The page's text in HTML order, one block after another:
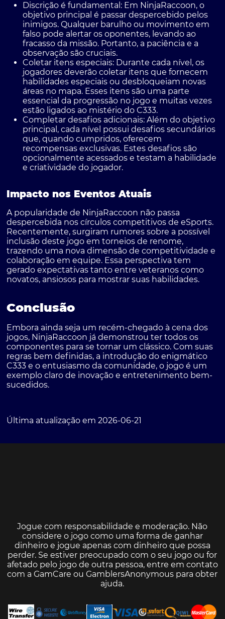
Discrição é fundamental: Em NinjaRaccoon, o
objetivo principal é passar despercebido pelos
inimigos. Qualquer barulho ou movimento em
falso pode alertar os oponentes, levando ao
fracasso da missão. Portanto, a paciência e a
observação são cruciais.
Coletar itens especiais: Durante cada nível, os
jogadores deverão coletar itens que fornecem
habilidades especiais ou desbloqueiam novas
áreas no mapa. Esses itens são uma parte
essencial da progressão no jogo e muitas vezes
estão ligados ao mistério do C333.
Completar desafios adicionais: Além do objetivo
principal, cada nível possui desafios secundários
que, quando cumpridos, oferecem
recompensas exclusivas. Estes desafios são
opcionalmente acessados e testam a habilidade
e criatividade do jogador.
Impacto nos Eventos Atuais
A popularidade de NinjaRaccoon não passa
despercebida nos círculos competitivos de eSports.
Recentemente, surgiram rumores sobre a possível
inclusão deste jogo em torneios de renome,
trazendo uma nova dimensão de competitividade e
colaboração em equipe. Essa perspectiva tem
gerado expectativas tanto entre veteranos como
novatos, ansiosos para mostrar suas habilidades.
Conclusão
Embora ainda seja um recém-chegado à cena dos
jogos, NinjaRaccoon já demonstrou ter todos os
componentes para se tornar um clássico. Com suas
regras bem definidas, a introdução do enigmático
C333 e o entusiasmo da comunidade, o jogo é um
exemplo claro de inovação e entretenimento bem-
sucedidos.
Última atualização em 2026-06-21
Jogue com responsabilidade e moderação. Não
considere o jogo como uma forma de ganhar
dinheiro e jogue apenas com dinheiro que possa
perder. Se estiver preocupado com o seu jogo ou for
afetado pelo jogo de outra pessoa, entre em contato
com aGamCare ouGamblersAnonymous para obter
ajuda.